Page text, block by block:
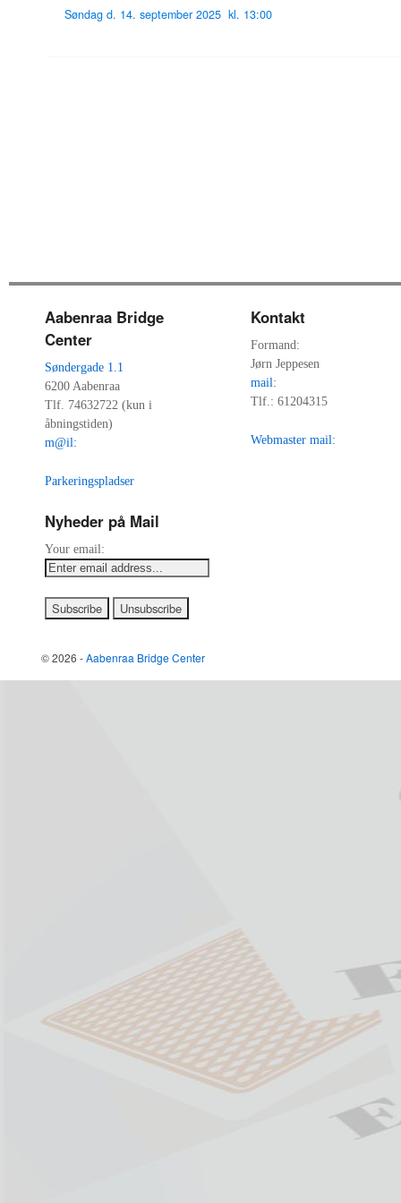
Aabenraa Bridge
Center
Søndergade 1.1
6200 Aabenraa
Tlf. 74632722 (kun i
åbningstiden)
m@il:
Parkeringspladser
Nyheder på Mail
Your email:
Kontakt
Formand:
Jørn Jeppesen
mail:
Tlf.: 61204315
Webmaster mail:
© 2026 -Aabenraa Bridge Center